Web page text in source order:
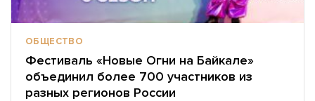
ОБЩЕСТВО
Фестиваль «Новые Огни на Байкале»
объединил более 700 участников из
разных регионов России